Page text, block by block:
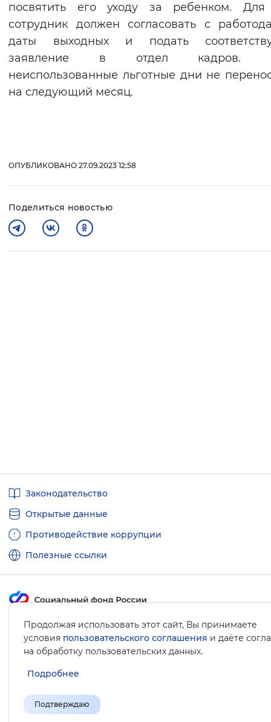
посвятить его уходу за ребенком. Для
сотрудник должен согласовать с
даты выходных и подать
заявление в отдел кадров.
неиспользованные льготные дни не
на следующий месяц.
ОПУБЛИКОВАНО 27.09.2023 12:58
Поделиться новостью
Продолжая использовать этот сайт, Вы принимаете
условия пользовательского соглашения и даёте
на обработку пользовательских данных.
Подробнее
Подтверждаю
ссылкиЗаконодательство
Открытые данные
Противодействие коррупции
Полезные ссылки
Карта сайта
© Социальный фонд России, 2008-2026